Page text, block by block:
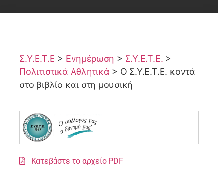
Σ.Υ.Ε.Τ.Ε > Ενημέρωση > Σ.Υ.Ε.Τ.Ε. >
Πολιτιστικά Αθλητικά > Ο Σ.Υ.Ε.Τ.Ε. κοντά
στο βιβλίο και στη μουσική
Κατεβάστε το αρχείο PDF